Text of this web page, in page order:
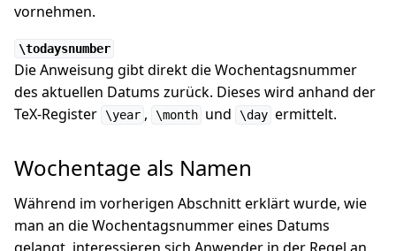
vornehmen.
\todaysnumber
Die Anweisung gibt direkt die Wochentagsnummer
des aktuellen Datums zurück. Dieses wird anhand der
TeX-Register \year , \month und \day ermittelt.
Wochentage als Namen
Während im vorherigen Abschnitt erklärt wurde, wie
man an die Wochentagsnummer eines Datums